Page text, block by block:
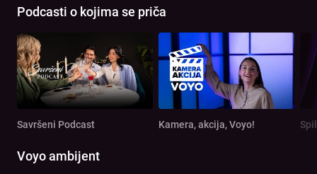
Podcasti o kojima se priča
Savršeni Podcast Kamera, akcija, Voyo!
Voyo ambijent